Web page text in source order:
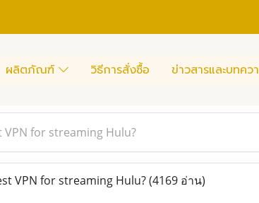
ผลิตภัณฑ์ วิธีการสั่งซื้อ ข่าวสารและบทคว
VPN for streaming Hulu?
VPN for streaming Hulu?(4169 อ่าน)